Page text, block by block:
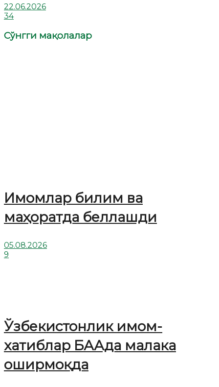
22.06.2026
34
Сўнгги мақолалар
Имомлар билим ва
маҳоратда беллашди
05.08.2026
9
Ўзбекистонлик имом-
хатиблар БААда малака
оширмоқда